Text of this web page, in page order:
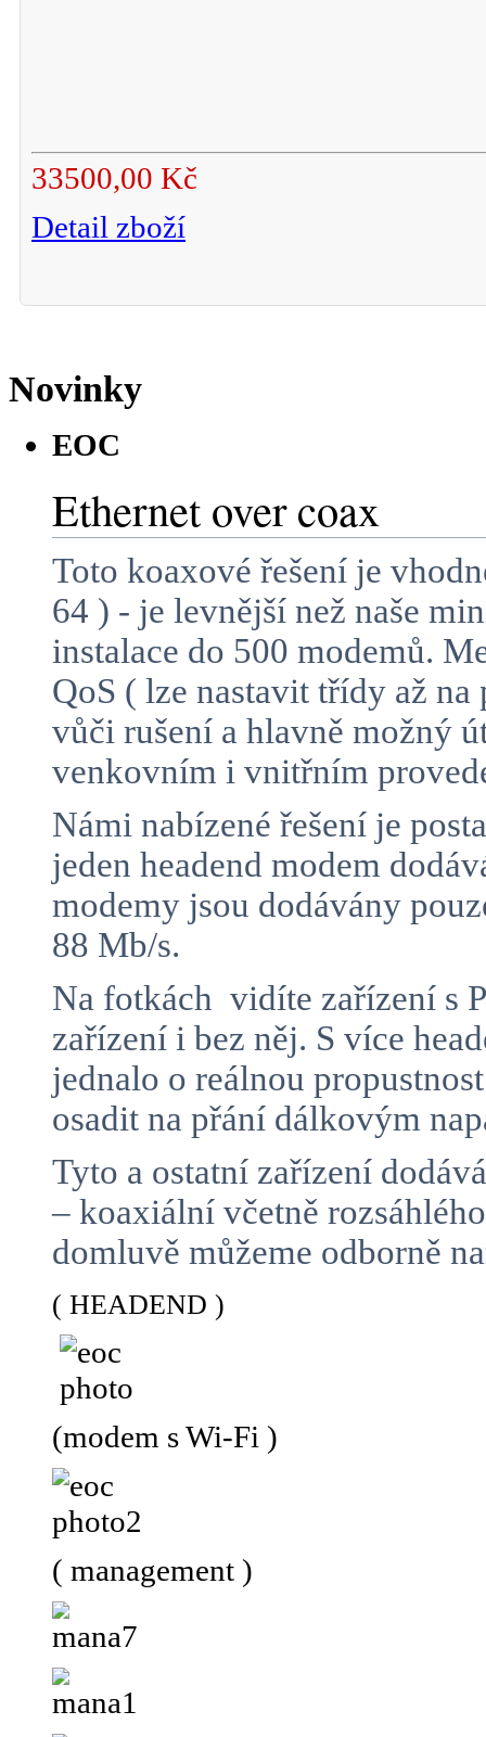
33500,00 Kč
Detail zboží
Novinky
EOC
Ethernet over coax
Toto koaxové řešení je
64 ) - je levnější než naše
instalace do 500 modemů.
QoS ( lze nastavit třídy až
vůči rušení a hlavně možný
venkovním i vnitřním
Námi nabízené řešení je
jeden headend modem
modemy jsou dodávány
88 Mb/s.
Na fotkách vidíte zařízení s
zařízení i bez něj. S více
jednalo o reálnou
osadit na přání dálkovým
Tyto a ostatní zařízení
– koaxiální včetně
domluvě můžeme odborně
( HEADEND )
(modem s Wi-Fi )
( management )